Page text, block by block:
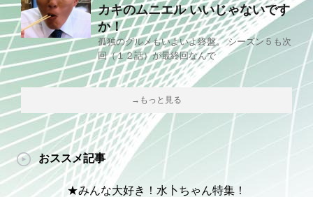
カキのムニエル いいじゃないです
か！
孤独のグルメもいよいよ終盤。 シーズン５も次
回（１２話）が最終回なんで
→もっと見る
おススメ記事
★みんな大好き！水卜ちゃん特集！